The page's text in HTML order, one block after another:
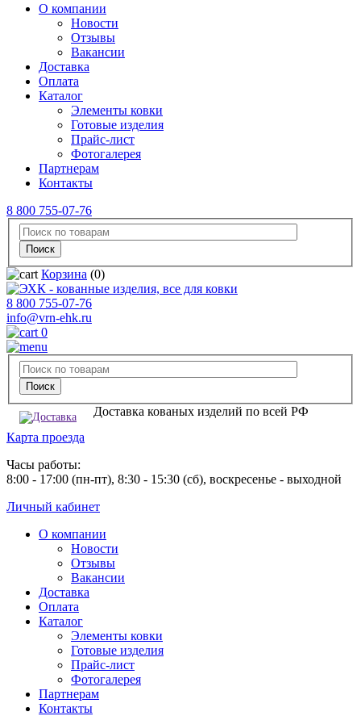
О компании
Новости
Отзывы
Вакансии
Доставка
Оплата
Каталог
Элементы ковки
Готовые изделия
Прайс-лист
Фотогалерея
Партнерам
Контакты
8 800 755-07-76
Корзина (0)
8 800 755-07-76
info@vrn-ehk.ru
0
Доставка кованых изделий по всей РФ
Карта проезда
Часы работы:
8:00 - 17:00 (пн-пт), 8:30 - 15:30 (сб), воскресенье - выходной
Личный кабинет
О компании
Новости
Отзывы
Вакансии
Доставка
Оплата
Каталог
Элементы ковки
Готовые изделия
Прайс-лист
Фотогалерея
Партнерам
Контакты